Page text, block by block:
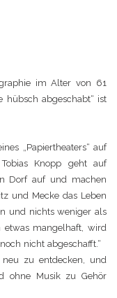
im Alter von 61
hübsch abgeschabt“ ist
„Papiertheaters“ auf
Knopp geht auf
Dorf auf und machen
und Mecke das Leben
und nichts weniger als
etwas mangelhaft, wird
nicht abgeschafft.“
zu entdecken, und
ohne Musik zu Gehör